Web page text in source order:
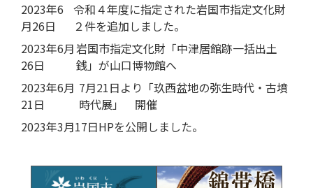
2023年6
月26日
令和４年度に指定された岩国市指定文化財
２件を追加しました。
2023年6月
26日
岩国市指定文化財「中津居館跡一括出土
銭」が山口博物館へ
2023年6月
21日
7月21日より「玖西盆地の弥生時代・古墳
時代展」 開催
2023年3月17日HPを公開しました。